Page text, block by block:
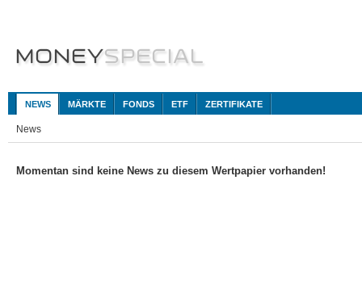
NEWS MÄRKTE FONDS ETF ZERTIFIKATE
News
Momentan sind keine News zu diesem Wertpapier vorhanden!